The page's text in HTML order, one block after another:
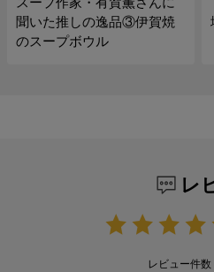
聞いた推しの逸品③伊賀焼
のスープボウル
レ
レビュー件数